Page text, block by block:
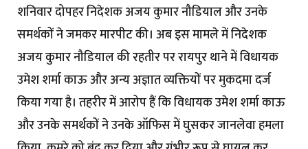
शनिवार दोपहर निदेशक अजय कुमार नौडियाल और उनके
समर्थकों ने जमकर मारपीट की। अब इस मामले में निदेशक
अजय कुमार नौडियाल की रहतीर पर रायपुर थाने में विधायक
उमेश शर्मा काऊ और अन्य अज्ञात व्यक्तियों पर मुकदमा दर्ज
किया गया है। तहरीर में आरोप हैं कि विधायक उमेश शर्मा काऊ
और उनके समर्थकों ने उनके ऑफिस में घुसकर जानलेवा हमला